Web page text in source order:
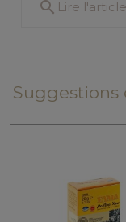
search Lire l'article
Suggestions